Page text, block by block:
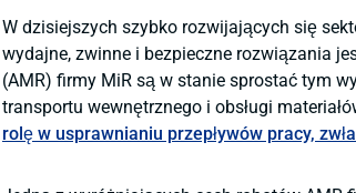
W dzisiejszych szybko rozwijających się
wydajne, zwinne i bezpieczne rozwiązania
(AMR) firmy MiR są w stanie sprostać tym
transportu wewnętrznego i obsługi
rolę w usprawnianiu przepływów pracy,